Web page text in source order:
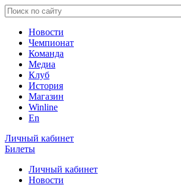
Новости
Чемпионат
Команда
Медиа
Клуб
История
Магазин
Winline
En
Личный кабинет
Билеты
Личный кабинет
Новости